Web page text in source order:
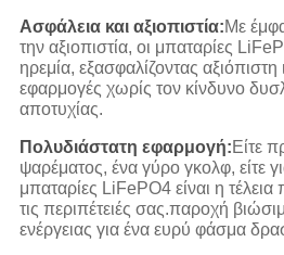
Ασφάλεια και αξιοπιστία:Με
την αξιοπιστία, οι μπαταρίες
ηρεμία, εξασφαλίζοντας αξιόπιστη
εφαρμογές χωρίς τον κίνδυνο
αποτυχίας.
Πολυδιάστατη εφαρμογή:Είτε
ψαρέματος, ένα γύρο γκολφ, είτε
μπαταρίες LiFePO4 είναι η τέλεια
τις περιπέτειές σας.παροχή
ενέργειας για ένα ευρύ φάσμα